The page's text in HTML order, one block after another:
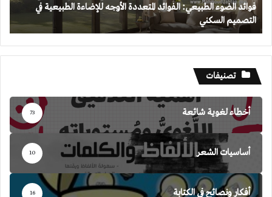
التصميم
السكني
فوائد الضوء الطبيعي: الفوائد المتعددة الأوجه للإضاءة الطبيعية في
التصميم السكني
تصنيفات
أخطاء لغوية شائعة 73
أساسيات الشعر 10
أفكار ونصائح في الكتابة 16